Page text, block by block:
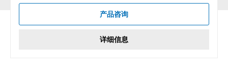
产品咨询
详细信息